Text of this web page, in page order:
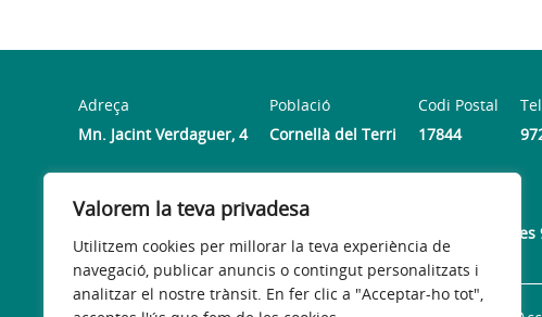
Valorem la teva privadesa
Utilitzem cookies per millorar la teva experiència de
navegació, publicar anuncis o contingut personalitzats i
analitzar el nostre trànsit. En fer clic a "Acceptar-ho tot",
Adreça
Mn. Jacint Verdaguer, 4
Població
Cornellà del Terri
Codi Postal
17844
Horari
Horari de registre de documents: de dilluns a divendres de les